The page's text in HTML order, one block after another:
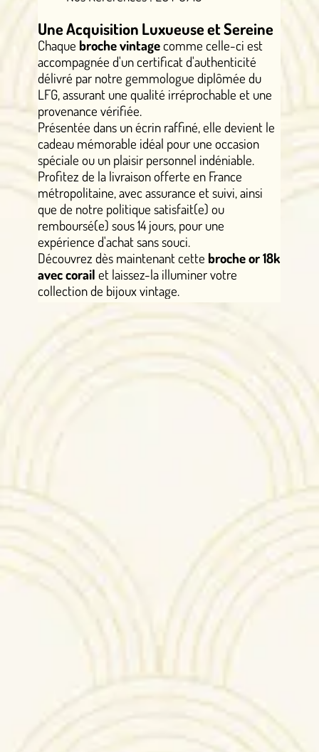
Une Acquisition Luxueuse et Sereine
Chaque broche vintagecomme celle-ci est
accompagnée d'un certificat d'authenticité
délivré par notre gemmologue diplômée du
LFG, assurant une qualité irréprochable et une
provenance vérifiée.
Présentée dans un écrin raffiné, elle devient le
cadeau mémorable idéal pour une occasion
spéciale ou un plaisir personnel indéniable.
Profitez de la livraison offerte en France
métropolitaine, avec assurance et suivi, ainsi
que de notre politique satisfait(e) ou
remboursé(e) sous 14 jours, pour une
expérience d'achat sans souci.
Découvrez dès maintenant cette broche or 18k
avec corail et laissez-la illuminer votre
collection de bijoux vintage.